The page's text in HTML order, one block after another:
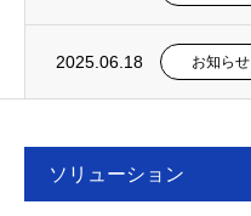
2025.06.18 お知らせ
ソリューション